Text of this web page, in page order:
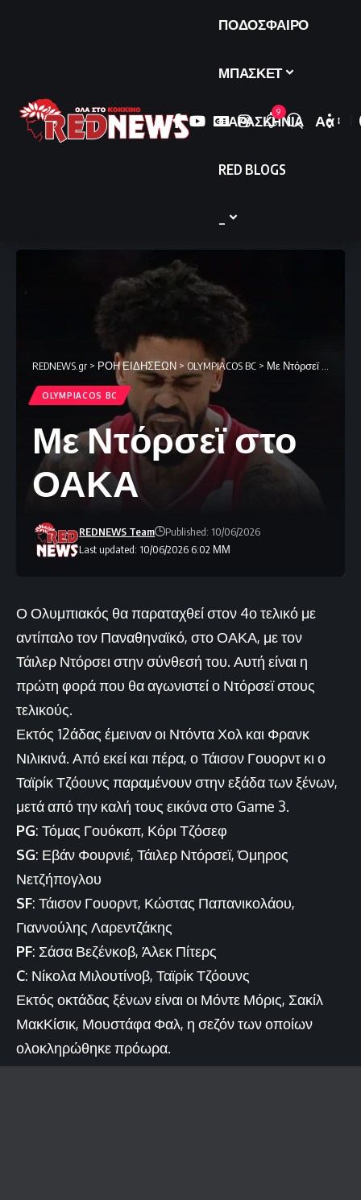
ΠΟΔΟΣΦΑΙΡΟ
ΜΠΑΣΚΕΤ
ΠΑΡΑΣΚΗΝΙΑ
RED BLOGS
9
Font
Αα
REDNEWS.gr > ΡΟΗ ΕΙΔΗΣΕΩΝ > OLYMPIACOS BC > Με Ντόρσεϊ στο ΟΑΚΑ
OLYMPIACOS BC
Με Ντόρσεϊ στο
ΟΑΚΑ
Last updated: 10/06/2026 6:02 ΜΜ
REDNEWS Team Published: 10/06/2026
Ο Ολυμπιακός θα παραταχθεί στον 4ο τελικό με
αντίπαλο τον Παναθηναϊκό, στο ΟΑΚΑ, με τον
Τάιλερ Ντόρσει στην σύνθεσή του. Αυτή είναι η
πρώτη φορά που θα αγωνιστεί ο Ντόρσεϊ στους
τελικούς.
Εκτός 12άδας έμειναν οι Ντόντα Χολ και Φρανκ
Νιλικινά. Από εκεί και πέρα, ο Τάισον Γουορντ κι ο
Ταϊρίκ Τζόουνς παραμένουν στην εξάδα των ξένων,
μετά από την καλή τους εικόνα στο Game 3.
PG: Τόμας Γουόκαπ, Κόρι Τζόσεφ
SG: Εβάν Φουρνιέ, Τάιλερ Ντόρσεϊ, Όμηρος
Νετζήπογλου
SF: Τάισον Γουορντ, Κώστας Παπανικολάου,
Γιαννούλης Λαρεντζάκης
PF: Σάσα Βεζένκοβ, Άλεκ Πίτερς
C: Νίκολα Μιλουτίνοβ, Ταϊρίκ Τζόουνς
Εκτός οκτάδας ξένων είναι οι Μόντε Μόρις, Σακίλ
ΜακΚίσικ, Μουστάφα Φαλ, η σεζόν των οποίων
ολοκληρώθηκε πρόωρα.